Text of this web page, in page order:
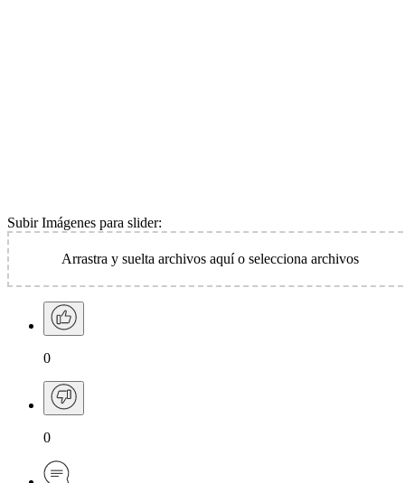
Subir Imágenes para slider:
Arrastra y suelta archivos aquí o selecciona archivos
0
0